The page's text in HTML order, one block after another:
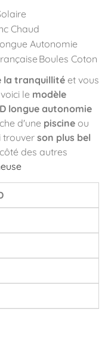
Chaud
Autonomie
Boules Coton
la tranquillité et vous
, voici le modèle
longue autonomie
d'une piscine ou
trouverson plus bel
des autres